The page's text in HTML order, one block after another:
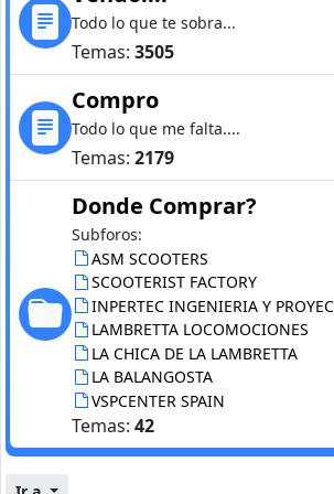
Todo lo que te sobra...
Temas: 3505
Compro
Todo lo que me falta....
Temas: 2179
Donde Comprar?
Subforos:
ASM SCOOTERS
SCOOTERIST FACTORY
INPERTEC INGENIERIA Y
LAMBRETTA LOCOMOCIONES
LA CHICA DE LA LAMBRETTA
LA BALANGOSTA
VSPCENTER SPAIN
Temas: 42